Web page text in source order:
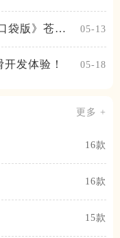
袋版》苍天
05-13
发体验！ 05-18
更多 +
16款
16款
15款